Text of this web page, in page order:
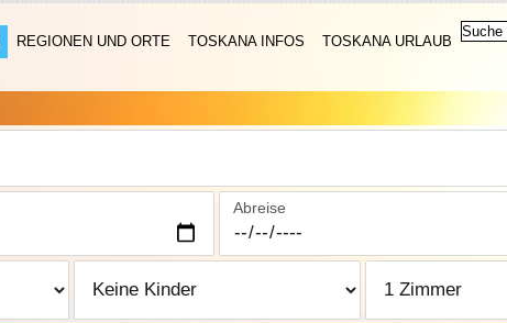
REGIONEN UND ORTE TOSKANA INFOS TOSKANA URLAUB
Abreise